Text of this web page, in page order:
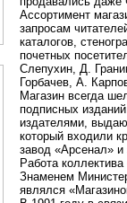
Ассортимент
запросам
каталогов,
почетных
Слепухин, Д.
Горбачев, А.
Магазин всегда
подписных
издателями,
который входили
завод «Арсенал»
Работа
Знаменем
являлся